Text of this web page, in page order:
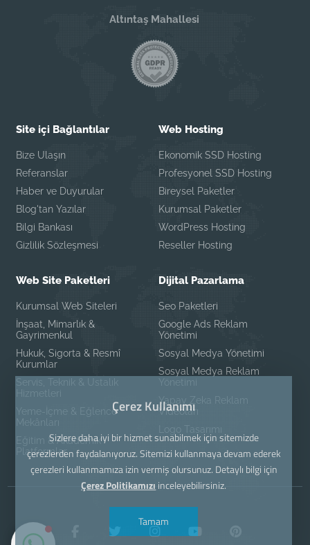
Altıntaş Mahallesi
Site içi Bağlantılar
Bize Ulaşın
Referanslar
Haber ve Duyurular
Blog'tan Yazılar
Bilgi Bankası
Gizlilik Sözleşmesi
Web Hosting
Ekonomik SSD Hosting
Profesyonel SSD Hosting
Bireysel Paketler
Kurumsal Paketler
WordPress Hosting
Reseller Hosting
Web Site Paketleri
Kurumsal Web Siteleri
İnşaat, Mimarlık &
Gayrimenkul
Hukuk, Sigorta & Resmî
Kurumlar
Servis, Teknik & Ustalık
Hizmetleri
Yeme-İçme & Eğlence
Mekânları
Eğitim & Akademik
Platformlar
Dijital Pazarlama
Seo Paketleri
Google Ads Reklam
Yönetimi
Sosyal Medya Yönetimi
Sosyal Medya Reklam
Yönetimi
Yapay Zeka Reklam
Videoları
Logo Tasarımı
Çerez Kullanımı
Sizlere daha iyi bir hizmet sunabilmek için sitemizde
çerezlerden faydalanıyoruz. Sitemizi kullanmaya devam ederek
çerezleri kullanmamıza izin vermiş olursunuz. Detaylı bilgi için
Çerez Politikamızı inceleyebilirsiniz.
Tamam